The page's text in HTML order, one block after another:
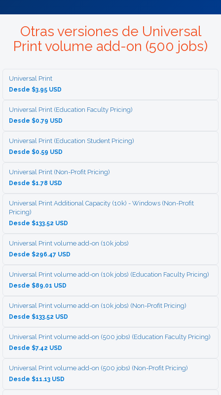
Otras versiones de Universal
Print volume add-on (500 jobs)
Universal Print
Desde $3.95 USD
Universal Print (Education Faculty Pricing)
Desde $0.79 USD
Universal Print (Education Student Pricing)
Desde $0.59 USD
Universal Print (Non-Profit Pricing)
Desde $1.78 USD
Universal Print Additional Capacity (10k) - Windows (Non-Profit
Pricing)
Desde $133.52 USD
Universal Print volume add-on (10k jobs)
Desde $296.47 USD
Universal Print volume add-on (10k jobs) (Education Faculty Pricing)
Desde $89.01 USD
Universal Print volume add-on (10k jobs) (Non-Profit Pricing)
Desde $133.52 USD
Universal Print volume add-on (500 jobs) (Education Faculty Pricing)
Desde $7.42 USD
Universal Print volume add-on (500 jobs) (Non-Profit Pricing)
Desde $11.13 USD